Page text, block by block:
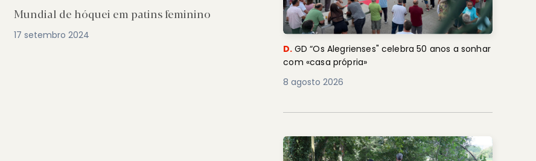
Mundial de hóquei em patins feminino
17 setembro 2024
D. GD “Os Alegrienses" celebra 50 anos a sonhar
com «casa própria»
8 agosto 2026